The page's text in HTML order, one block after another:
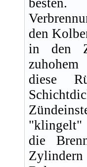
den
in den
diese
"klingelt"
die